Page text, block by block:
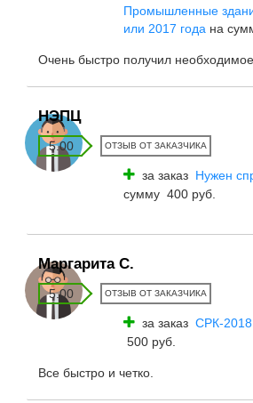
Промышленные
или 2017 года на
Очень быстро получил
НЭПЦ
5.00 ОТЗЫВ ОТ ЗАКАЗЧИКА
за заказ Нужен
сумму 400 руб.
Маргарита С.
5.00 ОТЗЫВ ОТ ЗАКАЗЧИКА
за заказ СРК-2018
500 руб.
Все быстро и четко.